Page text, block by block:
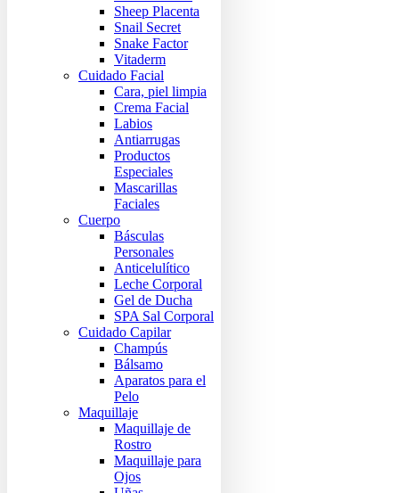
Sheep Placenta
Snail Secret
Snake Factor
Vitaderm
Cuidado Facial
Cara, piel limpia
Crema Facial
Labios
Antiarrugas
Productos
Especiales
Mascarillas
Faciales
Cuerpo
Básculas
Personales
Anticelulítico
Leche Corporal
Gel de Ducha
SPA Sal Corporal
Cuidado Capilar
Champús
Bálsamo
Aparatos para el
Pelo
Maquillaje
Maquillaje de
Rostro
Maquillaje para
Ojos